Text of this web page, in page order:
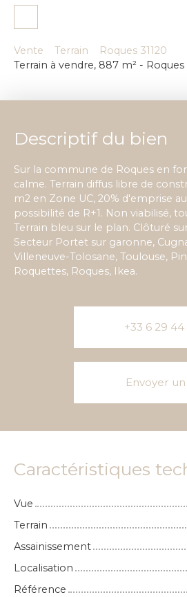
Vente Terrain
Roques 31120
Terrain à vendre, 887 m² - Roques
Descriptif du bien
Sur la commune de Roques en
calme. Terrain diffus libre de
m2 en Zone UC, 20% d'emprise
possibilité de R+1. Non viabilisé,
Terrain bleu sur le plan. Clôturé
Secteur Portet sur garonne,
Villeneuve-Tolosane, Toulouse,
Roquettes, Roques, Ikea.
+33 6 29 44
Envoyer
Caractéristiques
Vue
Terrain
Assainissement
Localisation
Référence